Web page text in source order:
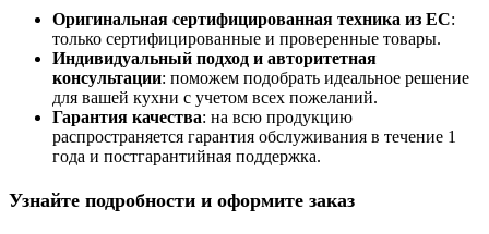
Оригинальная сертифицированная техника из ЕС:
только сертифицированные и проверенные товары.
Индивидуальный подход и авторитетная
консультации: поможем подобрать идеальное решение
для вашей кухни с учетом всех пожеланий.
Гарантия качества: на всю продукцию
распространяется гарантия обслуживания в течение 1
года и постгарантийная поддержка.
Узнайте подробности и оформите заказ